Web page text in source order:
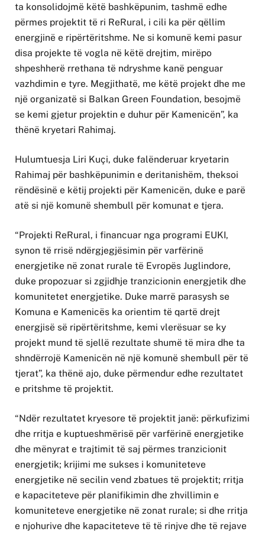
ta konsolidojmë këtë bashkëpunim, tashmë edhe
përmes projektit të ri ReRural, i cili ka për qëllim
energjinë e ripërtëritshme. Ne si komunë kemi pasur
disa projekte të vogla në këtë drejtim, mirëpo
shpeshherë rrethana të ndryshme kanë penguar
vazhdimin e tyre. Megjithatë, me këtë projekt dhe me
një organizatë si Balkan Green Foundation, besojmë
se kemi gjetur projektin e duhur për Kamenicën”, ka
thënë kryetari Rahimaj.
Hulumtuesja Liri Kuçi, duke falënderuar kryetarin
Rahimaj për bashkëpunimin e deritanishëm, theksoi
rëndësinë e këtij projekti për Kamenicën, duke e parë
atë si një komunë shembull për komunat e tjera.
“Projekti ReRural, i financuar nga programi EUKI,
synon të rrisë ndërgjegjësimin për varfërinë
energjetike në zonat rurale të Evropës Juglindore,
duke propozuar si zgjidhje tranzicionin energjetik dhe
komunitetet energjetike. Duke marrë parasysh se
Komuna e Kamenicës ka orientim të qartë drejt
energjisë së ripërtëritshme, kemi vlerësuar se ky
projekt mund të sjellë rezultate shumë të mira dhe ta
shndërrojë Kamenicën në një komunë shembull për të
tjerat”, ka thënë ajo, duke përmendur edhe rezultatet
e pritshme të projektit.
“Ndër rezultatet kryesore të projektit janë: përkufizimi
dhe rritja e kuptueshmërisë për varfërinë energjetike
dhe mënyrat e trajtimit të saj përmes tranzicionit
energjetik; krijimi me sukses i komuniteteve
energjetike në secilin vend zbatues të projektit; rritja
e kapaciteteve për planifikimin dhe zhvillimin e
komuniteteve energjetike në zonat rurale; si dhe rritja
e njohurive dhe kapaciteteve të të rinjve dhe të rejave